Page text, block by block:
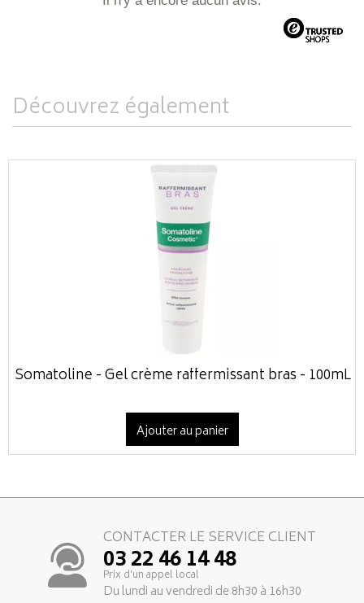
Découvrez également
Somatoline - Gel crème raffermissant bras - 100mL
Ajouter au panier
CONTACTER LE SERVICE CLIENT
03 22 46 14 48
Prix d’un appel local
Du lundi au vendredi de 8h30 à 16h30